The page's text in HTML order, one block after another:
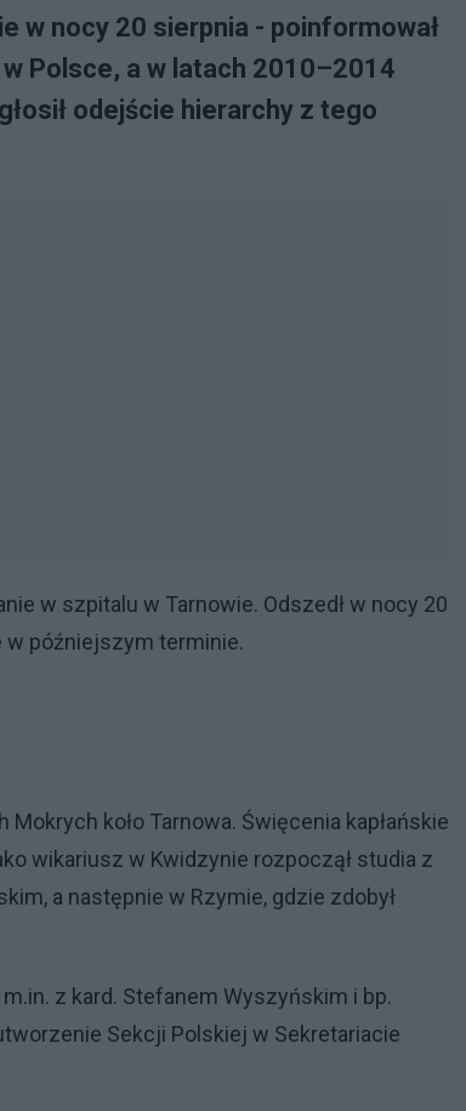
w nocy 20 sierpnia - poinformował
Polsce, a w latach 2010–2014
odejście hierarchy z tego
w szpitalu w Tarnowie. Odszedł w nocy 20
w późniejszym terminie.
koło Tarnowa. Święcenia kapłańskie
wikariusz w Kwidzynie rozpoczął studia z
a następnie w Rzymie, gdzie zdobył
z kard. Stefanem Wyszyńskim i bp.
Sekcji Polskiej w Sekretariacie